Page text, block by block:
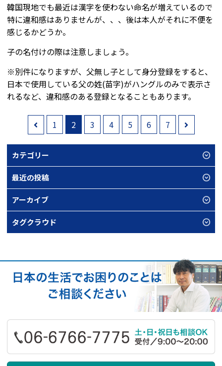
韓国現地でも最近は漢字を使わない命名が増えているので
特に違和感はありませんが、、、後は本人がそれに不便を
感じるかどうか。
子の名付けの際は注意しましょう。
※別件になりますが、父無し子として身分登録をすると、
日本で使用している父の姓(苗字)がハングルのみで表示さ
れるなど、違和感のある登録となることもあります。
1 2 3 4 5 6 7
カテゴリー
最近の投稿
アーカイブ
タグクラウド